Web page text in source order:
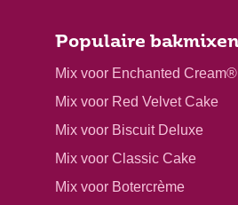
Populaire
Mix voor Enchanted Cream®
Mix voor Red Velvet Cake
Mix voor Biscuit Deluxe
Mix voor Classic Cake
Mix voor Botercrème